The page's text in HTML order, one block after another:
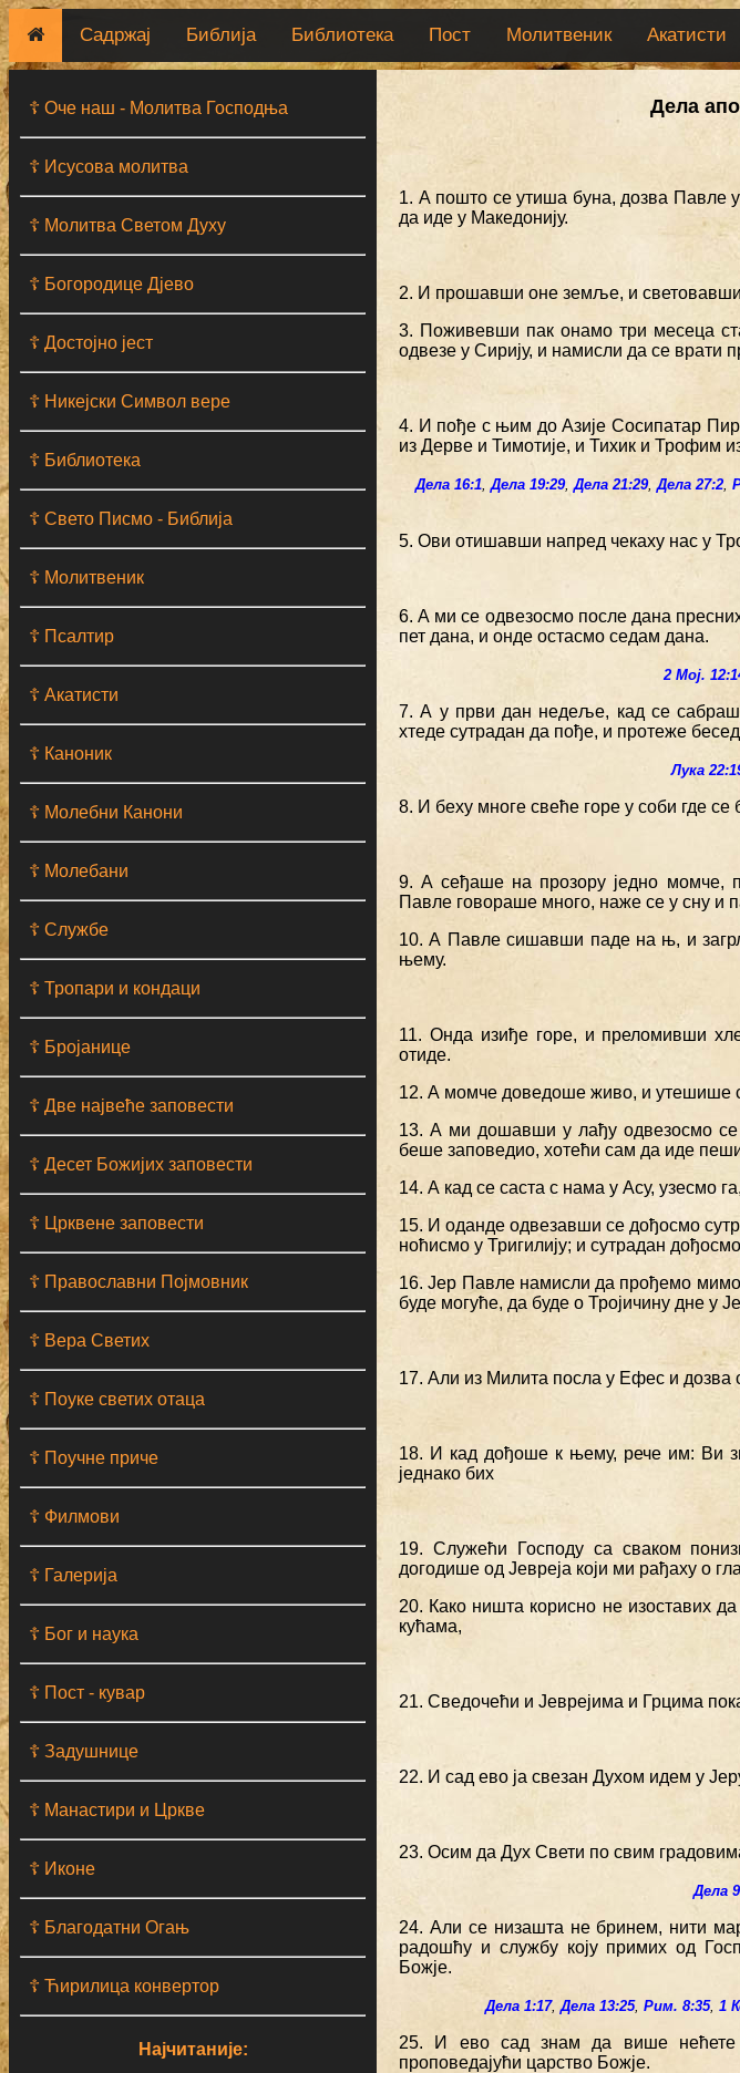
Садржај Библија Библиотека Пост Молитвеник Акатисти
☦ Оче наш - Moлитва Господња
☦ Исусова молитва
☦ Молитва Светом Духу
☦ Богородице Дјево
☦ Достојно јест
☦ Никејски Символ вере
☦ Библиотека
☦ Свето Писмо - Библија
☦ Молитвеник
☦ Псалтир
☦ Акатисти
☦ Каноник
☦ Молебни Канони
☦ Молебани
☦ Службе
☦ Тропари и кондаци
☦ Бројанице
☦ Две највеће заповести
☦ Десет Божијих заповести
☦ Црквене заповести
☦ Православни Појмовник
☦ Вера Светих
☦ Поуке светих отаца
☦ Поучне приче
☦ Филмови
☦ Галерија
☦ Бог и наука
☦ Пост - кувар
☦ Задушнице
☦ Манастири и Цркве
☦ Иконе
☦ Благодатни Огањ
☦ Ћирилица конвертор
Најчитаније:
Дела
1. А пошто се утиша буна, дозва Павле
да иде у Македонију.
2. И прошавши оне земље, и световавши
3. Поживевши пак онамо три месеца
одвезе у Сирију, и намисли да се врати
4. И пође с њим до Азије Сосипатар
из Дерве и Тимотије, и Тихик и Трофим
Дела 16:1,Дела 19:29,Дела 21:29,Дела 27:2,
5. Ови отишавши напред чекаху нас у
6. А ми се одвезосмо после дана
пет дана, и онде остасмо седам дана.
2 Мој.
7. А у први дан недеље, кад се
хтеде сутрадан да пође, и протеже
Лука
8. И беху многе свеће горе у соби где се
9. А сеђаше на прозору једно момче,
Павле говораше много, наже се у сну и
10. А Павле сишавши паде на њ, и
њему.
11. Онда изиђе горе, и преломивши
отиде.
12. А момче доведоше живо, и утешише
13. А ми дошавши у лађу одвезосмо
беше заповедио, хотећи сам да иде
14. А кад се саста с нама у Асу, узесмо
15. И оданде одвезавши се дођосмо
ноћисмо у Тригилију; и сутрадан
16. Јер Павле намисли да прођемо
буде могуће, да буде о Тројичину дне у
17. Али из Милита посла у Ефес и дозва
18. И кад дођоше к њему, рече им: Ви
једнако бих
19. Служећи Господу са сваком
догодише од Јевреја који ми рађаху о
20. Како ништа корисно не изоставих
кућама,
21. Сведочећи и Јеврејима и Грцима
22. И сад ево ја свезан Духом идем у
23. Осим да Дух Свети по свим
Дела
24. Али се низашта не бринем, нити
радошћу и службу коју примих од
Божје.
Дела 1:17,Дела 13:25,Рим. 8:35,1
25. И ево сад знам да више нећете
проповедајући царство Божје.